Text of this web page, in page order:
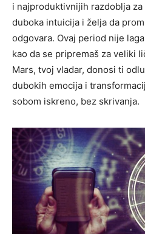
i najproduktivnijih razdoblja
duboka intuicija i želja da
odgovara. Ovaj period nije
kao da se pripremaš za veliki
Mars, tvoj vladar, donosi ti
dubokih emocija i
sobom iskreno, bez skrivanja.